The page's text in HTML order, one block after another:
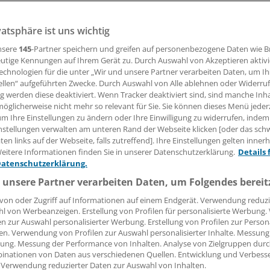
05:00 Uhr
Raucher könnten bald vor umherwehender
In Nürnberg präsentiert heute der 16 Jahre alte
auf der Internationalen Fachmesse "Ideen -
vielleicht bahnbrechende Erfindung.
in die Zigarettenschachtel integrierten Aschenbecher
Asche machen. Dazu hat er ein auffaltbares
sich - eingesteckt in die Plastik-Umhüllung der
lässt.
ist uns wichtig
145-Partner speichern und greifen auf personenbezogene Daten wie
Kennungen auf Ihrem Gerät zu. Durch Auswahl von Akzeptieren
für die unter „Wir und unsere Partner verarbeiten Daten, um
aufgeführten Zwecke. Durch Auswahl von Alle ablehnen oder
werden diese deaktiviert. Wenn Tracker deaktiviert sind, sind manche
nicht mehr so relevant für Sie. Sie können dieses Menü
Ihre Einstellungen zu ändern oder Ihre Einwilligung zu widerrufen, indem
verwalten am unteren Rand der Webseite klicken [oder das
links auf der Webseite, falls zutreffend]. Ihre Einstellungen gelten
Informationen finden Sie in unserer Datenschutzerklärung. Details
Partner verarbeiten Daten, um Folgendes
oder Zugriff auf Informationen auf einem Endgerät. Verwendung
von Werbeanzeigen. Erstellung von Profilen für personalisierte
zur Auswahl personalisierter Werbung. Erstellung von Profilen zur
Verwendung von Profilen zur Auswahl personalisierter Inhalte.
Messung der Performance von Inhalten. Analyse von Zielgruppen
von Daten aus verschiedenen Quellen. Entwicklung und
reduzierter Daten zur Auswahl von Inhalten.